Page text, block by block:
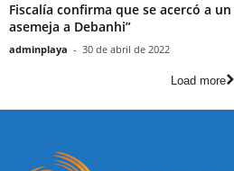
Fiscalía confirma que se acercó a
asemeja a Debanhi”
adminplaya - 30 de abril de 2022
Load more